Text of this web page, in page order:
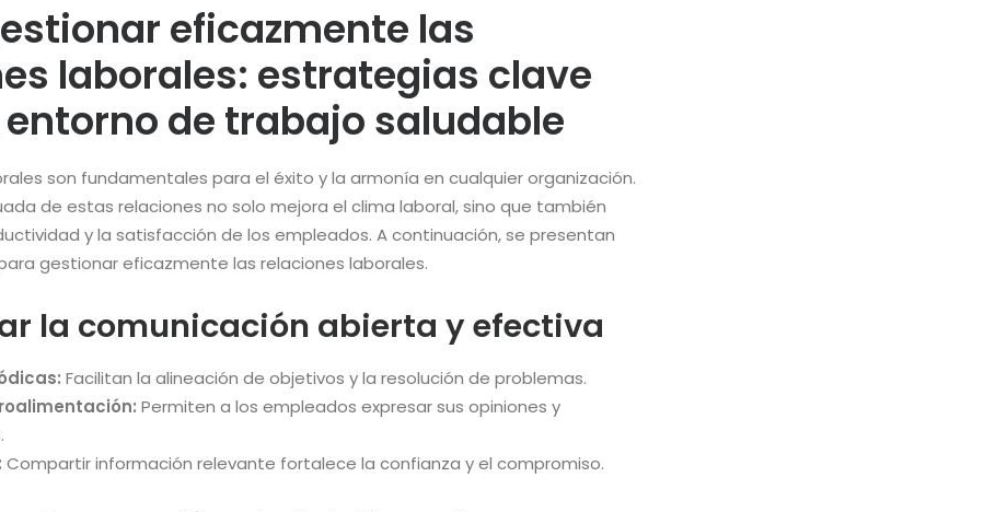
eficazmente las
laborales: estrategias clave
de trabajo saludable
son fundamentales para el éxito y la armonía en cualquier organización.
de estas relaciones no solo mejora el clima laboral, sino que también
y la satisfacción de los empleados. A continuación, se presentan
gestionar eficazmente las relaciones laborales.
la comunicación abierta y efectiva
Facilitan la alineación de objetivos y la resolución de problemas.
Permiten a los empleados expresar sus opiniones y
Compartir información relevante fortalece la confianza y el compromiso.